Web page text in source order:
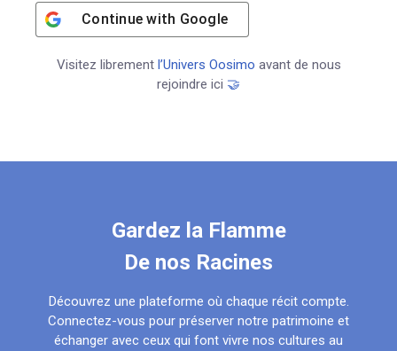
Gardez la Flamme
De nos Racines
Découvrez une plateforme où chaque récit compte.
Connectez-vous pour préserver notre patrimoine et
échanger avec ceux qui font vivre nos cultures au
Continue with Google
Visitez librement l’Univers Oosimo avant de nous
rejoindre ici 🤝